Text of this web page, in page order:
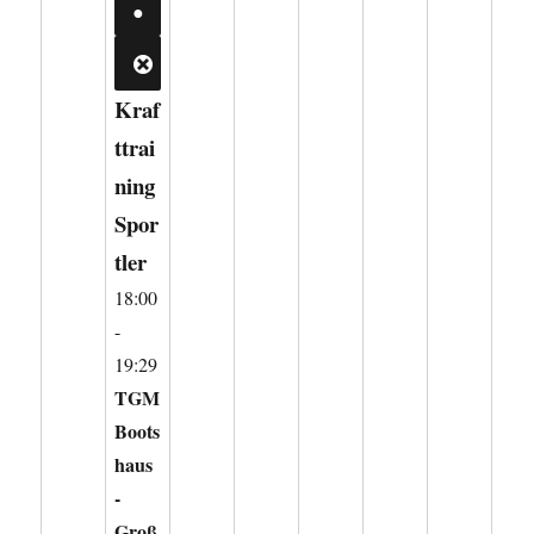
2026
●
VERANSTALTUNGEN)
CLOSE
Kraf
ttrai
ning
Spor
tler
18:00
-
19:29
TGM
Boots
haus
-